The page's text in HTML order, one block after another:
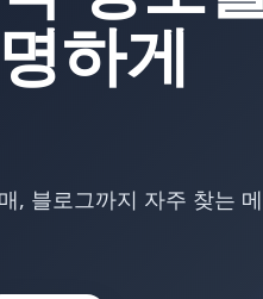
하게
, 블로그까지 자주 찾는